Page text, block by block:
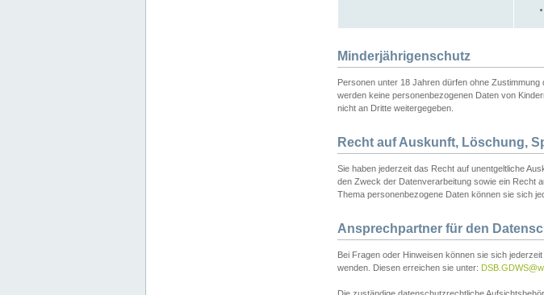
Minderjährigenschutz
Personen unter 18 Jahren dürfen ohne
werden keine personenbezogenen Daten von
nicht an Dritte weitergegeben.
Recht auf Auskunft, Löschung,
Sie haben jederzeit das Recht auf unentgeltliche
den Zweck der Datenverarbeitung sowie ein Recht
Thema personenbezogene Daten können sie sich
Ansprechpartner für den
Bei Fragen oder Hinweisen können sie sich
wenden. Diesen erreichen sie unter: